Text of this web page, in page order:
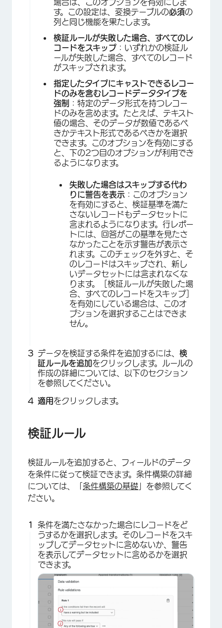
×
場合は、このオプションを有効にしま
す。この設定は、変換テーブルの必須の
列と同じ機能を果たします。
検証ルールが失敗した場合、すべてのレ
コードをスキップ ：いずれかの検証ル
ールが失敗した場合、すべてのレコード
がスキップされます。
指定したタイプにキャストできるレコー
ドのみを含むレコードデータタイプを
強制
：特定のデータ形式を持つレコー
ドのみを含めます。たとえば、テキスト
値の場合、そのデータが数値であるべ
きかテキスト形式であるべきかを選択
できます。このオプションを有効にする
と、下の2つ目のオプションが利用でき
るようになります。
失敗した場合はスキップする代わ
りに警告を表示 ：このオプション
を有効にすると、検証基準を満た
さないレコードもデータセットに
含まれるようになります。行レポー
トには、回答がこの基準を見たさ
なかったことを示す警告が表示さ
れます。このチェックを外すと、そ
のレコードはスキップされ、新し
いデータセットには含まれなくな
ります。［検証ルールが失敗した場
合、すべてのレコードをスキップ］
を有効にしている場合は、このオ
プションを選択することはできま
せん。
データを検証する条件を追加するには、 検
証ルールを追加をクリックします。ルールの
作成の詳細については、以下のセクション
を参照してください。
適用をクリックします。
検証ルール
検証ルールを追加すると、フィールドのデータ
を条件に従って検証できます。条件構築の詳細
については、「 条件構築の基礎 」を参照してく
ださい。
条件を満たさなかった場合にレコードをど
うするかを選択します。そのレコードをスキ
ップしてデータセットに含めないか、警告
を表示してデータセットに含めるかを選択
できます。